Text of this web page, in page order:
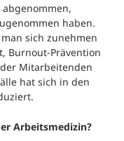
haben.
sich zunehmen
Burnout-Prävention
Mitarbeitenden
hat sich in den
Arbeitsmedizin?